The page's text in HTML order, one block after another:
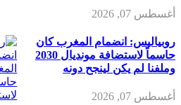
أغسطس 07, 2026
روبياليس: انضمام المغرب كان
حاسماً لاستضافة مونديال 2030
وملفنا لم يكن لينجح دونه
أغسطس 07, 2026